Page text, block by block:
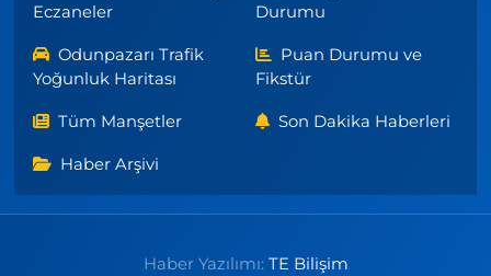
Eczaneler
Durumu
Odunpazarı Trafik
Yoğunluk Haritası
Puan Durumu ve
Fikstür
Tüm Manşetler Son Dakika Haberleri
Haber Arşivi
Haber Yazılımı: TE Bilişim